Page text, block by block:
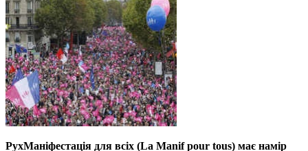
РухМаніфестація для всіх (La Manif pour tous) має намір